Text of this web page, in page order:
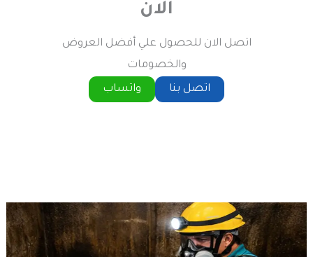
الان
اتصل الان للحصول علي أفضل العروض
والخصومات
اتصل بنا
واتساب